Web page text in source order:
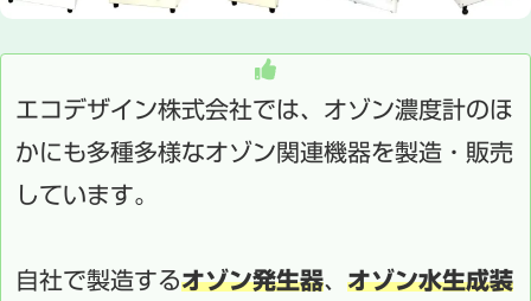
エコデザイン株式会社では、オゾン濃度計のほ
かにも多種多様なオゾン関連機器を製造・販売
しています。
自社で製造するオゾン発生器、 オゾン水生成装